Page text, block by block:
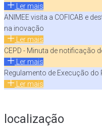
Ler mais
ANIMEE visita a COFICAB e
na inovação
Ler mais
CEPD - Minuta de notificação
Ler mais
Regulamento de Execução
Ler mais
localização